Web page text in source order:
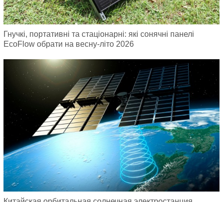
Гнучкі, портативні та стаціонарні: які сонячні панелі
EcoFlow обрати на весну-літо 2026